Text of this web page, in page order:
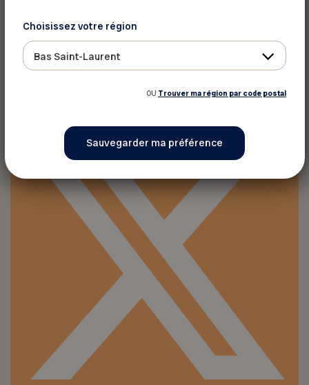
Imprimer ce rabais
Partager sur :
Choisissez votre région
Bas Saint-Laurent
OU Trouver ma région par code postal